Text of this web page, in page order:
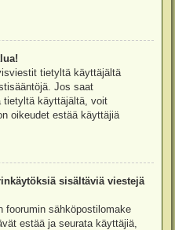
tietyltä käyttäjältä
Jos saat
tietyltä käyttäjältä, voit
oikeudet estää käyttäjiä
sisältäviä viestejä
foorumin sähköpostilomake
estää ja seurata käyttäjiä,